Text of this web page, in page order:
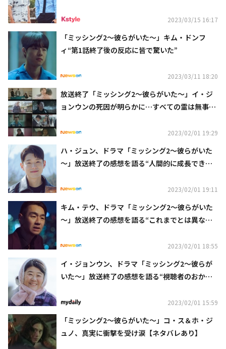
2023/03/15 16:17
「ミッシング2～彼らがいた～」キム・ドンフ
ィ“第1話終了後の反応に皆で驚いた”
2023/03/11 18:20
放送終了「ミッシング2～彼らがいた～」イ・ジ
ョンウンの死因が明らかに…すべての霊は無事成
2023/02/01 19:29
ハ・ジュン、ドラマ「ミッシング2～彼らがいた
～」放送終了の感想を語る“人間的に成長できた
2023/02/01 19:11
キム・テウ、ドラマ「ミッシング2～彼らがいた
～」放送終了の感想を語る“これまでとは異なる
2023/02/01 18:55
イ・ジョンウン、ドラマ「ミッシング2～彼らが
いた～」放送終了の感想を語る“視聴者のおかげ
2023/02/01 15:59
「ミッシング2～彼らがいた～」コ・ス＆ホ・ジ
ュノ、真実に衝撃を受け涙【ネタバレあり】